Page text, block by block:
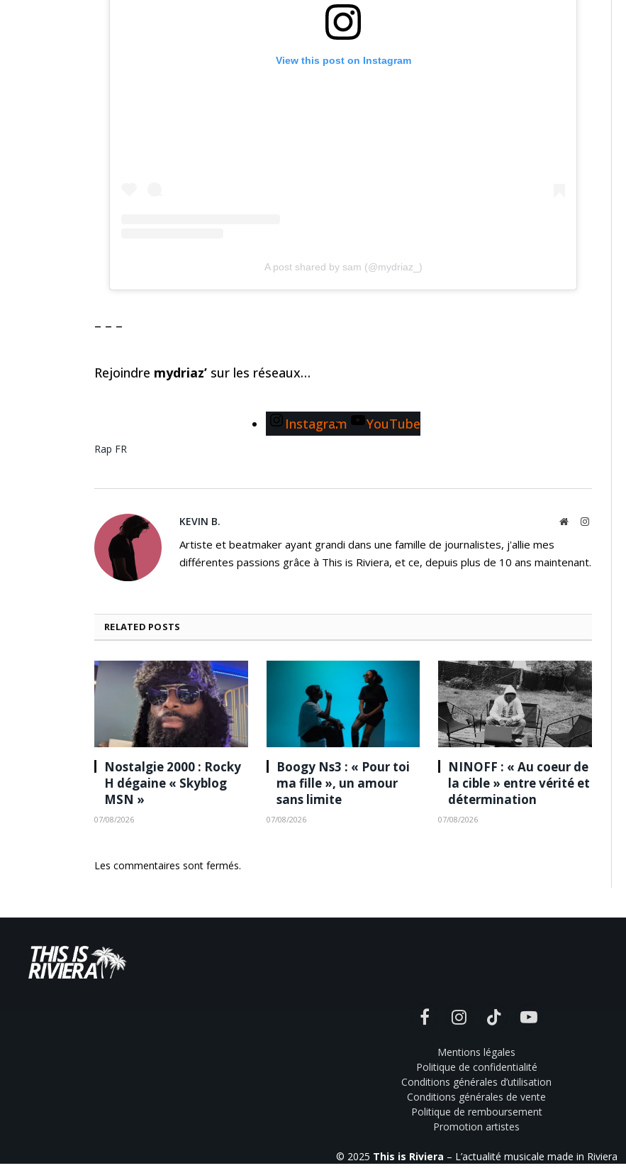
View this post on Instagram
A post shared by sam (@mydriaz_)
– – –
Rejoindre mydriaz’ sur les réseaux…
Instagram YouTube
Rap FR
KEVIN B. WebsiteInstagram
Artiste et beatmaker ayant grandi dans une famille de journalistes, j'allie mes
différentes passions grâce à This is Riviera, et ce, depuis plus de 10 ans maintenant.
RELATED POSTS
Nostalgie 2000 : Rocky
H dégaine « Skyblog
MSN »
07/08/2026
Boogy Ns3 : « Pour toi
ma fille », un amour
sans limite
07/08/2026
NINOFF : « Au coeur de
la cible » entre vérité et
détermination
07/08/2026
Les commentaires sont fermés.
FacebookInstagramTikTok YouTube
Mentions légales
Politique de confidentialité
Conditions générales d’utilisation
Conditions générales de vente
Politique de remboursement
Promotion artistes
© 2025 This is Riviera – L’actualité musicale made in Riviera